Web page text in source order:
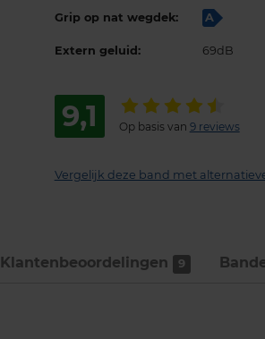
Grip op nat wegdek: A
Extern geluid: 69dB
9,1 Op basis van 9 reviews
Vergelijk deze band met
Klantenbeoordelingen 9